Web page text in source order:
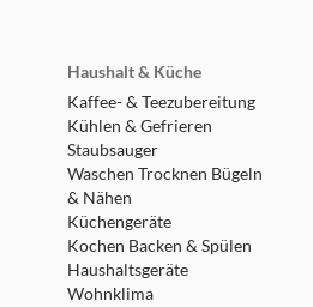
Haushalt & Küche
Kaffee- & Teezubereitung
Kühlen & Gefrieren
Staubsauger
Waschen Trocknen Bügeln
& Nähen
Küchengeräte
Kochen Backen & Spülen
Haushaltsgeräte
Wohnklima